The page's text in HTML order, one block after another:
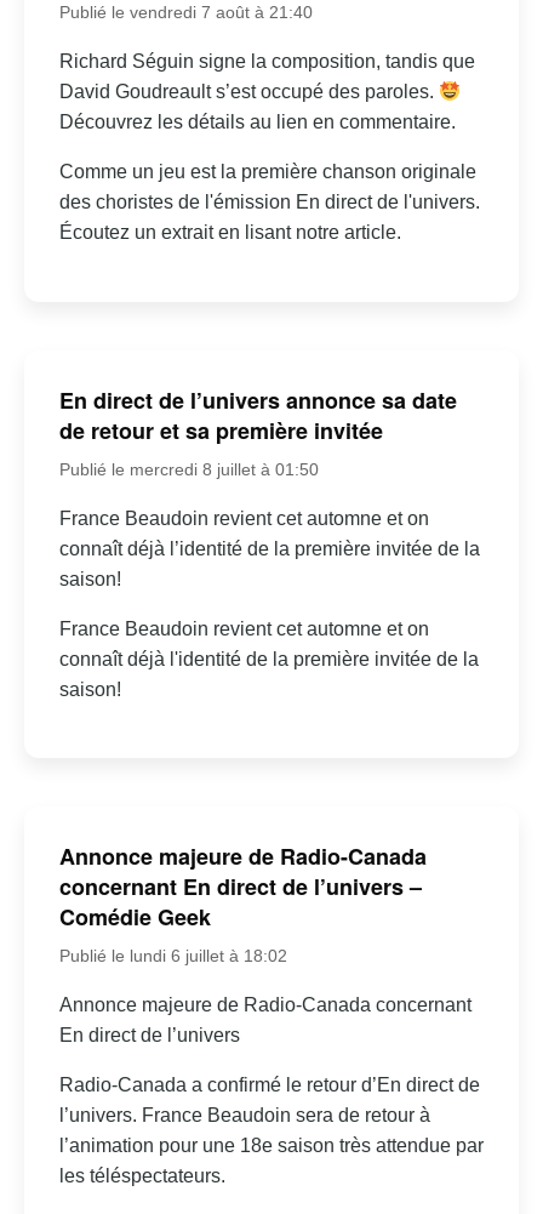
Publié le vendredi 7 août à 21:40
Richard Séguin signe la composition, tandis que
David Goudreault s’est occupé des paroles.
Découvrez les détails au lien en commentaire.
Comme un jeu est la première chanson originale
des choristes de l'émission En direct de l'univers.
Écoutez un extrait en lisant notre article.
En direct de l’univers annonce sa date
de retour et sa première invitée
Publié le mercredi 8 juillet à 01:50
France Beaudoin revient cet automne et on
connaît déjà l’identité de la première invitée de la
saison!
France Beaudoin revient cet automne et on
connaît déjà l'identité de la première invitée de la
saison!
Annonce majeure de Radio-Canada
concernant En direct de l’univers –
Comédie Geek
Publié le lundi 6 juillet à 18:02
Annonce majeure de Radio-Canada concernant
En direct de l’univers
Radio-Canada a confirmé le retour d’En direct de
l’univers. France Beaudoin sera de retour à
l’animation pour une 18e saison très attendue par
les téléspectateurs.